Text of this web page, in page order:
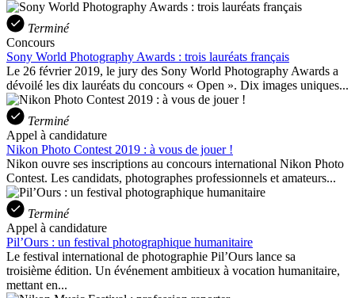
Terminé
Concours
Sony World Photography Awards : trois lauréats français
Le 26 février 2019, le jury des Sony World Photography Awards a
dévoilé les dix lauréats du concours « Open ». Dix images uniques...
Terminé
Appel à candidature
Nikon Photo Contest 2019 : à vous de jouer !
Nikon ouvre ses inscriptions au concours international Nikon Photo
Contest. Les candidats, photographes professionnels et amateurs...
Terminé
Appel à candidature
Pil’Ours : un festival photographique humanitaire
Le festival international de photographie Pil’Ours lance sa
troisième édition. Un événement ambitieux à vocation humanitaire,
mettant en...